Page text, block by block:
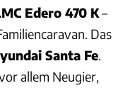
Edero 470 K–
Das
Santa Fe.
allem Neugier,